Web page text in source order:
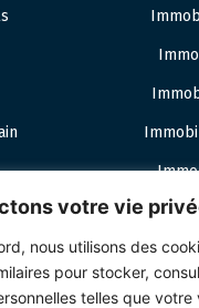
votre vie
nous utilisons des
pour stocker,
telles que votre